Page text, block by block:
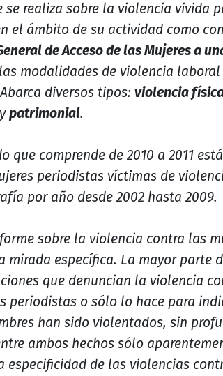
se realiza sobre la violencia vivida
el ámbito de su actividad como
de Acceso de las Mujeres a
modalidades de violencia
diversos tipos: violencia
patrimonial.
que comprende de 2010 a 2011
periodistas víctimas de
por año desde 2002 hasta 2009.
sobre la violencia contra las
mirada específica. La mayor parte
que denuncian la violencia
periodistas o sólo lo hace para
han sido violentados, sin
ambos hechos sólo
especificidad de las violencias